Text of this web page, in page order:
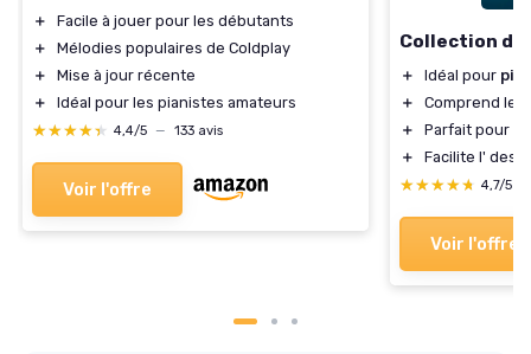
＋
Facile à jouer pour les débutants
＋
Mélodies populaires de Coldplay
＋
Mise à jour récente
＋
Idéal pour les pianistes amateurs
★★★★★
★★★★★ 4,4/5 — 133 avis
Voir l'offre
Collection
＋ Idéal pour
＋
Comprend les
＋
Parfait pour
＋
Facilite l' des
★★★★★
★★★★★ 4,7/5
Voir l'offre